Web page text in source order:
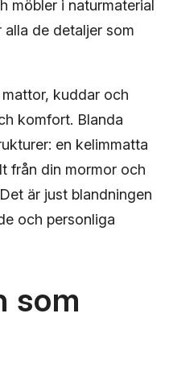
möbler i naturmaterial
de detaljer som
kuddar och
komfort. Blanda
en kelimmatta
från din mormor och
är just blandningen
och personliga
som